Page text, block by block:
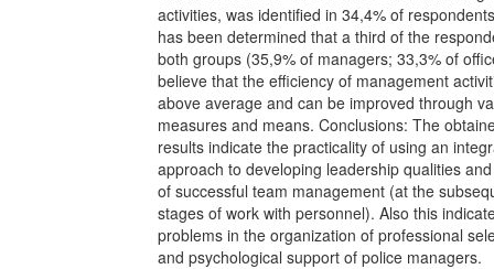
activities, was identified in 34,4% of
has been determined that a third of the
both groups (35,9% of managers; 33,3% of
believe that the efficiency of management
above average and can be improved through
measures and means. Conclusions: The
results indicate the practicality of using an
approach to developing leadership qualities
of successful team management (at the
stages of work with personnel). Also this
problems in the organization of professional
and psychological support of police managers.